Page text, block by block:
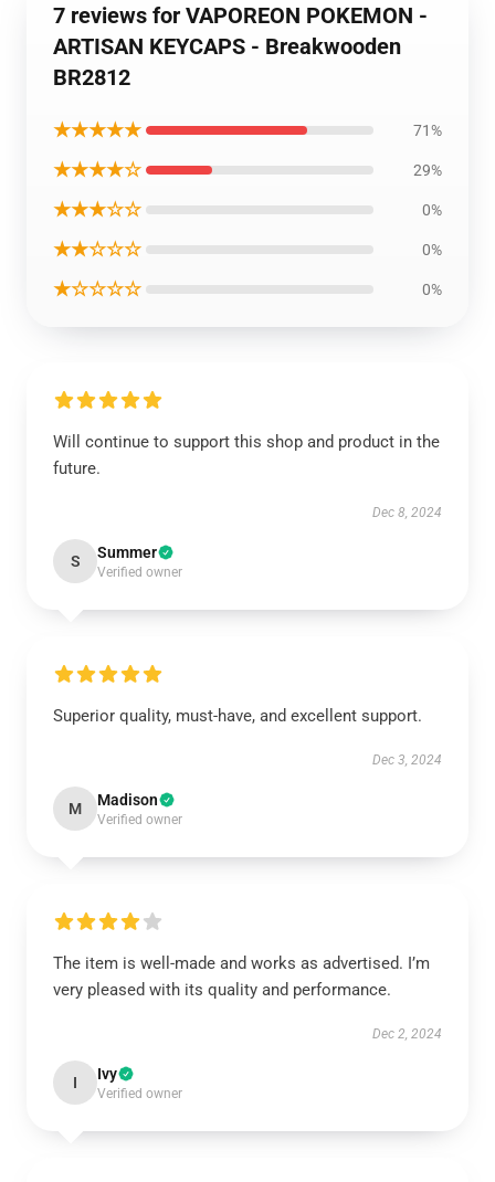
7 reviews for VAPOREON POKEMON -
ARTISAN KEYCAPS - Breakwooden
BR2812
★★★★★ 71%
★★★★☆ 29%
★★★☆☆ 0%
★★☆☆☆ 0%
★☆☆☆☆ 0%
Will continue to support this shop and product in the
future.
Dec 8, 2024
S Summer
Verified owner
Superior quality, must-have, and excellent support.
Dec 3, 2024
M Madison
Verified owner
The item is well-made and works as advertised. I’m
very pleased with its quality and performance.
Dec 2, 2024
I Ivy
Verified owner